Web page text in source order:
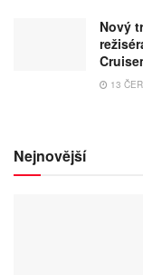
Nový
13
Nejnovější